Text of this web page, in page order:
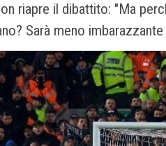
riapre il dibattito: "Ma
Sarà meno